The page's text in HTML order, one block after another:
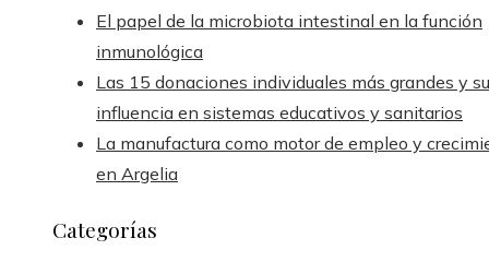
El papel de la microbiota intestinal en la función
inmunológica
Las 15 donaciones individuales más grandes y su
influencia en sistemas educativos y sanitarios
La manufactura como motor de empleo y
en Argelia
Categorías